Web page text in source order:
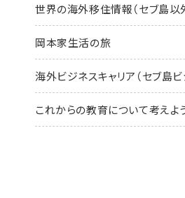
世界の海外移住情報（セブ島以
岡本家生活の旅
海外ビジネスキャリア（セブ島ビ
これからの教育について考えよ